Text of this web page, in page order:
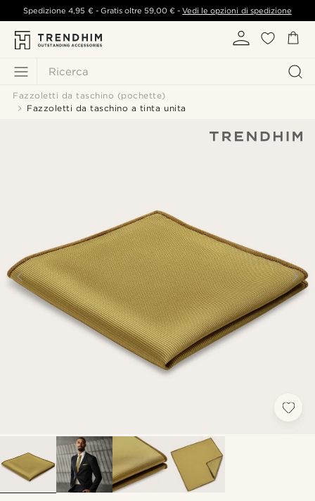
Ricerca
Spedizione4,95 €- Gratis oltre 59,00 € -Vedi le opzioni di spedizione
Fazzoletti da taschino (pochette)
Fazzoletti da taschino a tinta unita